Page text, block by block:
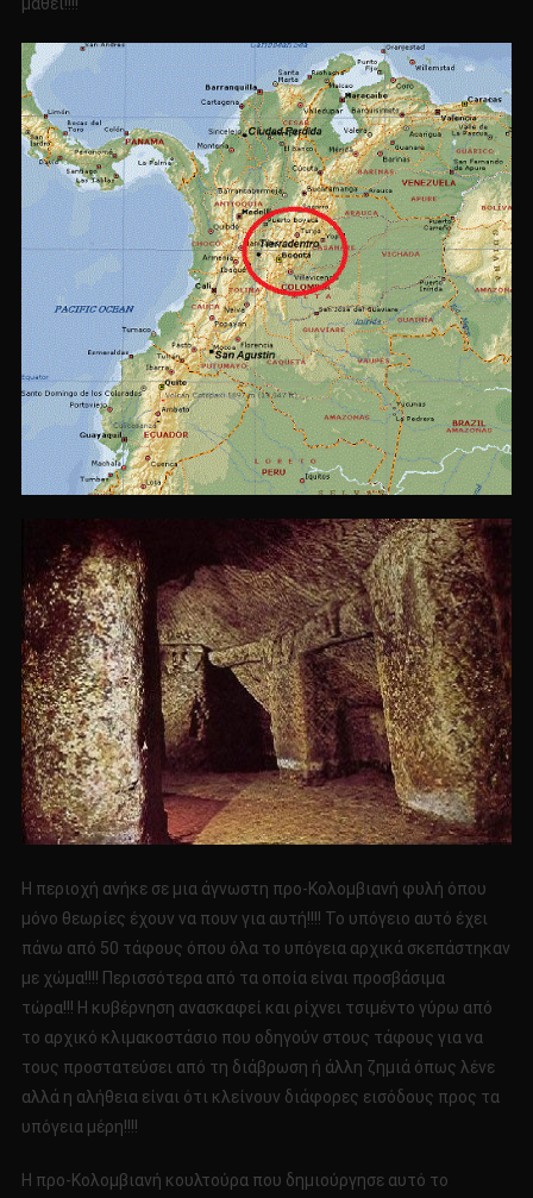
Η περιοχή ανήκε σε μια άγνωστη προ-Κολομβιανή φυλή όπου
μόνο θεωρίες έχουν να πουν για αυτή!!!! Το υπόγειο αυτό έχει
πάνω από 50 τάφους όπου όλα το υπόγεια αρχικά σκεπάστηκαν
με χώμα!!!! Περισσότερα από τα οποία είναι προσβάσιμα
τώρα!!! Η κυβέρνηση ανασκαφεί και ρίχνει τσιμέντο γύρω από
το αρχικό κλιμακοστάσιο που οδηγούν στους τάφους για να
τους προστατεύσει από τη διάβρωση ή άλλη ζημιά όπως λένε
αλλά η αλήθεια είναι ότι κλείνουν διάφορες εισόδους προς τα
υπόγεια μέρη!!!!
Η προ-Κολομβιανή κουλτούρα που δημιούργησε αυτό το